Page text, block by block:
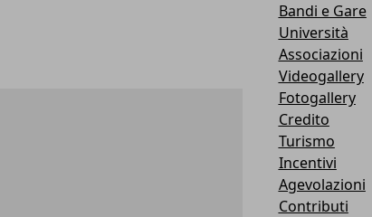
Bandi e Gare
Università
Associazioni
Videogallery
Fotogallery
Credito
Turismo
Incentivi
Agevolazioni
Contributi